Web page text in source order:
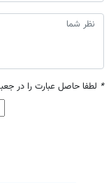
* لطفا حاصل عبارت را در